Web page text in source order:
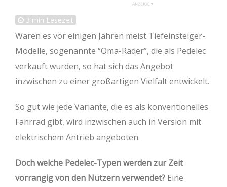
3 min Lesezeit
Waren es vor einigen Jahren meist Tiefeinsteiger-
Modelle, sogenannte “Oma-Räder”, die als Pedelec
verkauft wurden, so hat sich das Angebot
inzwischen zu einer großartigen Vielfalt entwickelt.
So gut wie jede Variante, die es als konventionelles
Fahrrad gibt, wird inzwischen auch in Version mit
elektrischem Antrieb angeboten.
Doch welche Pedelec-Typen werden zur Zeit
vorrangig von den Nutzern verwendet? Eine